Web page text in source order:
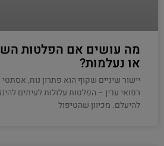
מה עושים אם הפלטות
או נעלמות?
יישור שיניים שקוף הוא פתרון נוח,
רפואי עדין – הפלטות עלולות לעיתים
להיעלם. מכיוון שהטיפול